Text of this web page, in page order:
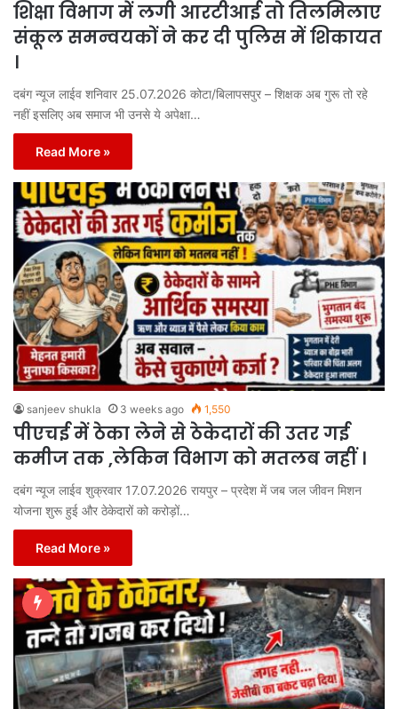
शिक्षा विभाग में लगी आरटीआई तो तिलमिलाए
संकूल समन्वयकों ने कर दी पुलिस में शिकायत
।
दबंग न्यूज लाईव शनिवार 25.07.2026 कोटा/बिलापसपुर – शिक्षक अब गुरू तो रहे
नहीं इसलिए अब समाज भी उनसे ये अपेक्षा…
Read More »
sanjeev shukla 3 weeks ago 1,550
पीएचई में ठेका लेने से ठेकेदारों की उतर गई
कमीज तक ,लेकिन विभाग को मतलब नहीं ।
दबंग न्यूज लाईव शुक्रवार 17.07.2026 रायपुर – प्रदेश में जब जल जीवन मिशन
योजना शुरू हुई और ठेकेदारों को करोड़ों…
Read More »